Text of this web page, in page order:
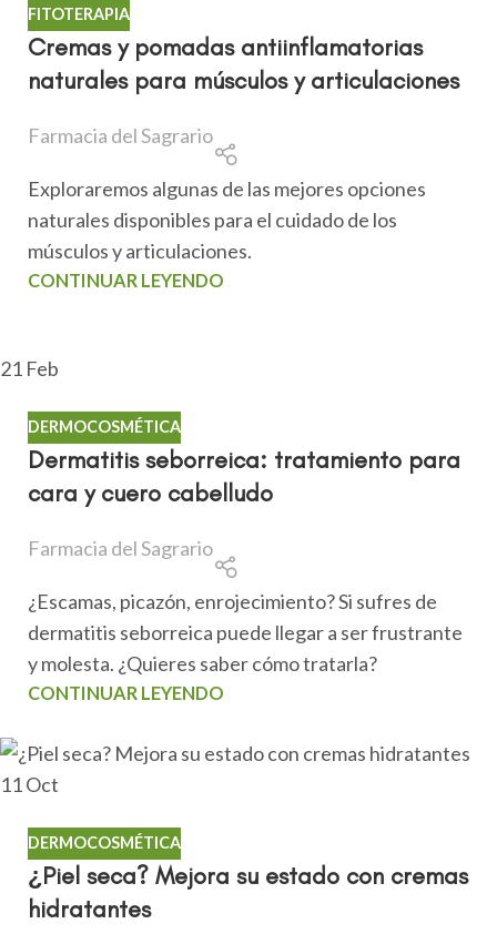
FITOTERAPIA
Cremas y pomadas antiinflamatorias
naturales para músculos y articulaciones
Farmacia del Sagrario
Exploraremos algunas de las mejores opciones
naturales disponibles para el cuidado de los
músculos y articulaciones.
CONTINUAR LEYENDO
21 Feb
DERMOCOSMÉTICA
Dermatitis seborreica: tratamiento para
cara y cuero cabelludo
Farmacia del Sagrario
¿Escamas, picazón, enrojecimiento? Si sufres de
dermatitis seborreica puede llegar a ser frustrante
y molesta. ¿Quieres saber cómo tratarla?
CONTINUAR LEYENDO
11Oct
DERMOCOSMÉTICA
¿Piel seca? Mejora su estado con cremas
hidratantes